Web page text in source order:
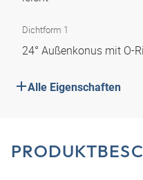
Dichtform 1
24° Außenkonus mit O-
Alle Eigenschaften